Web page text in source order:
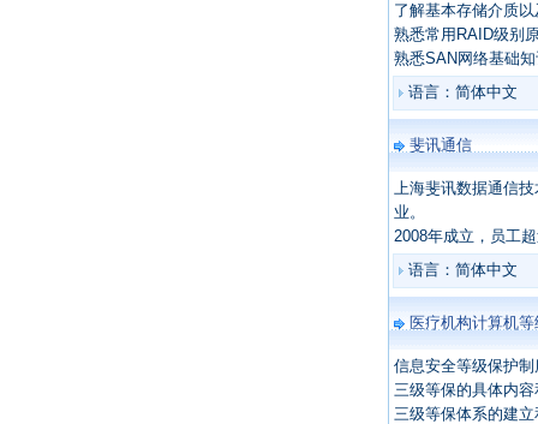
了解基本存储介质
熟悉常用RAID级别
熟悉SAN网络基础
语言：简体中文
斐讯通信
上海斐讯数据通信
业。
2008年成立，员工
语言：简体中文
医疗机构计算机
信息安全等级保护
三级等保的具体内容
三级等保体系的建